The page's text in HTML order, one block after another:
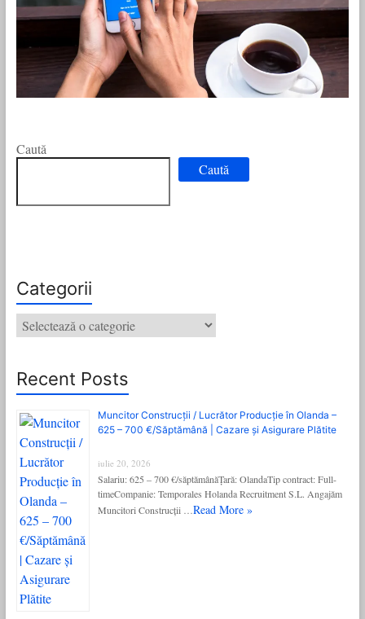
Caută
Caută
Categorii
Categorii
Recent Posts
Muncitor Construcții / Lucrător Producție în Olanda –
625 – 700 €/Săptămână | Cazare și Asigurare Plătite
iulie 20, 2026
Salariu: 625 – 700 €/săptămânăȚară: OlandaTip contract: Full-
timeCompanie: Temporales Holanda Recruitment S.L. Angajăm
Muncitori Construcții … Read More »